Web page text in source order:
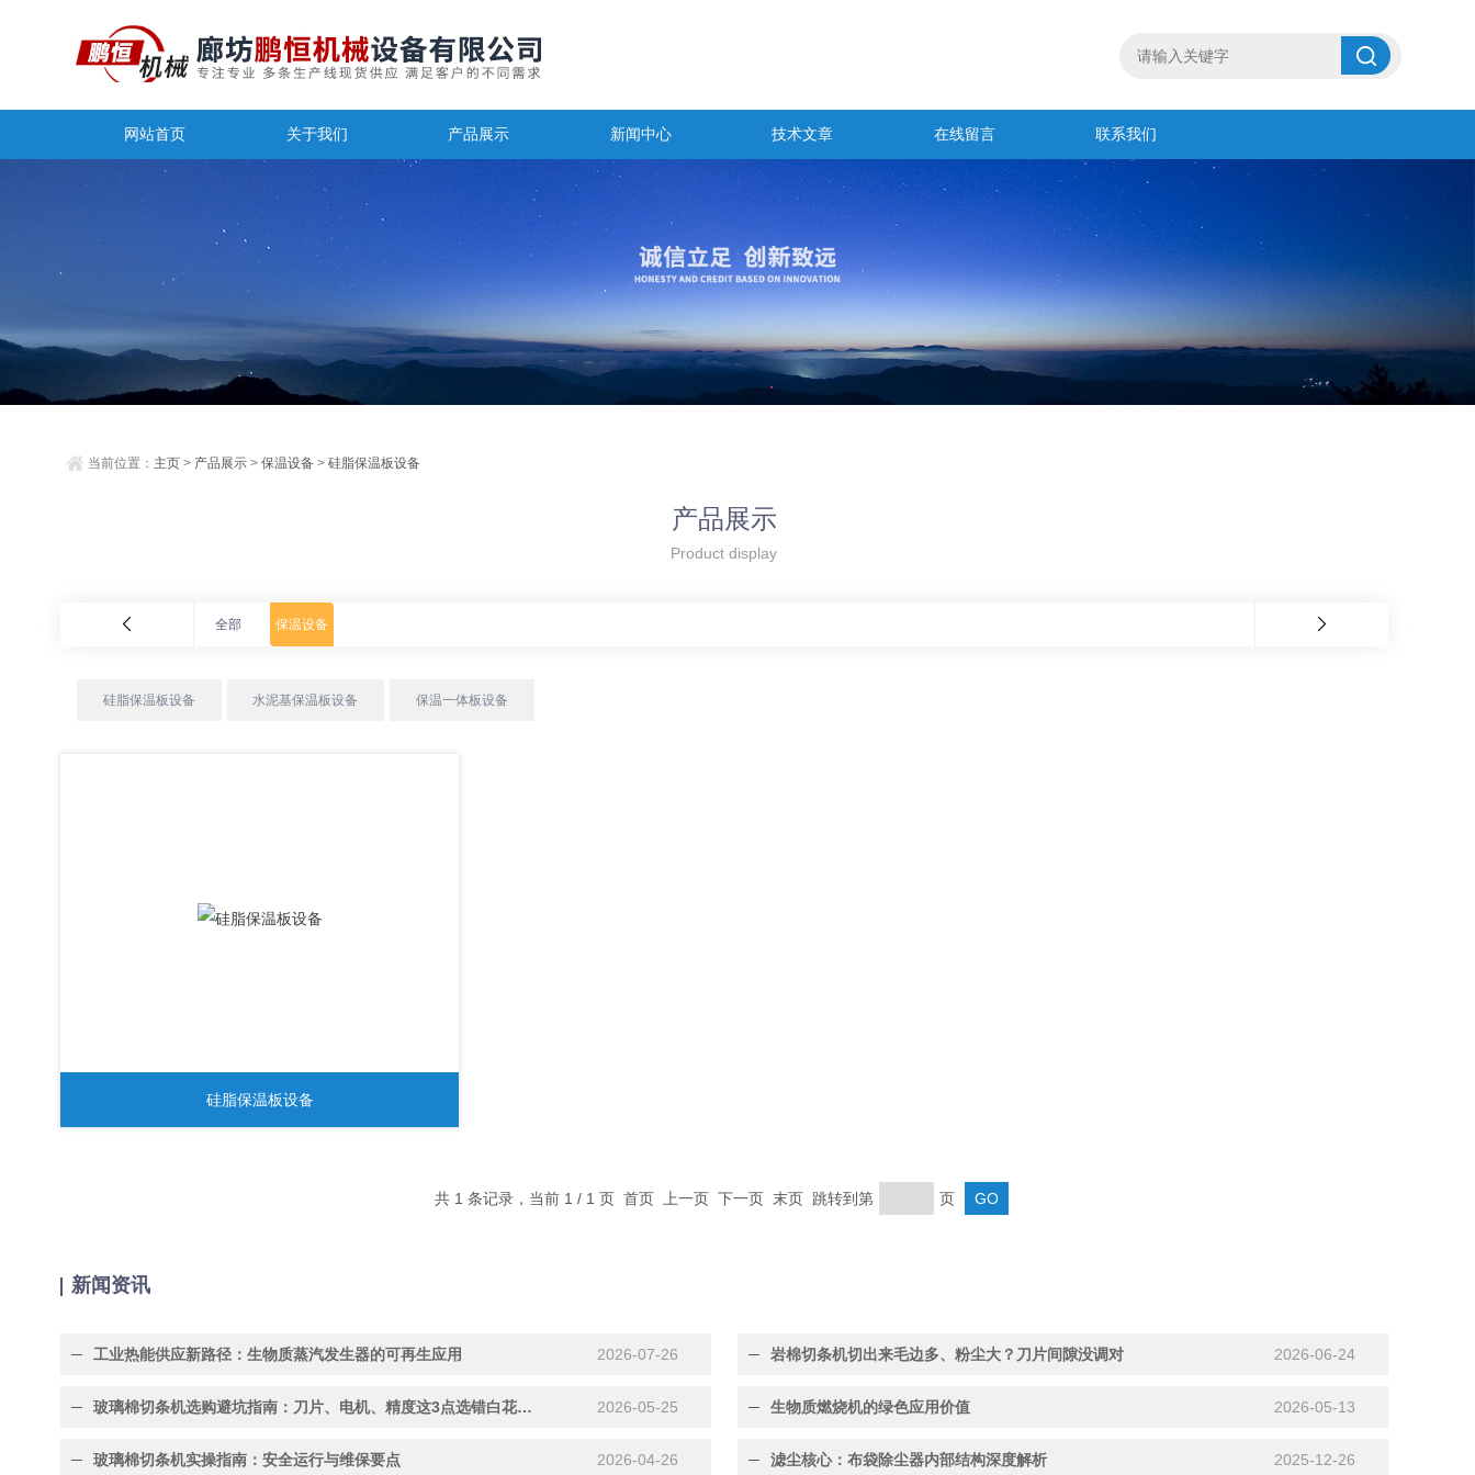
网站首页 关于我们 产品展示 新闻中心 技术文章 在线留言 联系我们
当前位置： 主页 > 产品展示 >保温设备 >硅脂保温板设备
产品展示
Product display
全部 保温设备
硅脂保温板设备 水泥基保温板设备 保温一体板设备
硅脂保温板设备
共 1 条记录，当前 1 / 1 页 首页 上一页 下一页 末页 跳转到第 页
新闻资讯
工业热能供应新路径：生物质蒸汽发生器的可再生应用 2026-07-26 岩棉切条机切出来毛边多、粉尘大？刀片间隙没调对 2026-06-24
玻璃棉切条机选购避坑指南：刀片、电机、精度这3点选错白花钱！ 2026-05-25 生物质燃烧机的绿色应用价值 2026-05-13
玻璃棉切条机实操指南：安全运行与维保要点 2026-04-26 滤尘核心：布袋除尘器内部结构深度解析 2025-12-26